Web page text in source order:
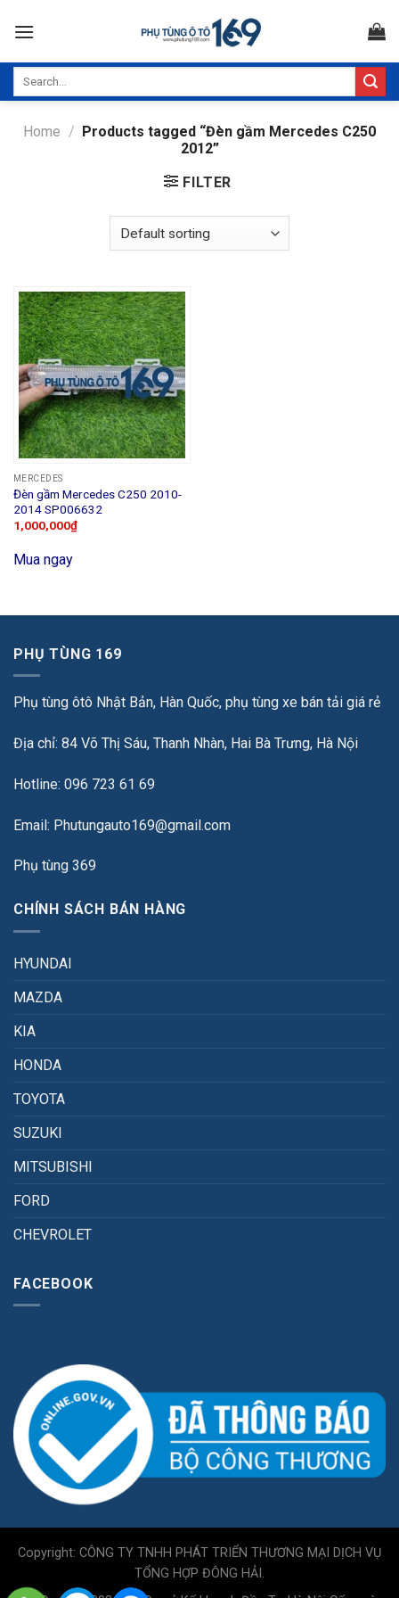
Home / Products tagged “Đèn gầm Mercedes C250
2012”
FILTER
MERCEDES
Đèn gầm Mercedes C250 2010-
2014 SP006632
1,000,000₫
Mua ngay
PHỤ TÙNG 169
Phụ tùng ôtô Nhật Bản, Hàn Quốc, phụ tùng xe bán tải giá rẻ
Địa chỉ: 84 Võ Thị Sáu, Thanh Nhàn, Hai Bà Trưng, Hà Nội
Hotline: 096 723 61 69
Email: Phutungauto169@gmail.com
Phụ tùng 369
CHÍNH SÁCH BÁN HÀNG
HYUNDAI
MAZDA
KIA
HONDA
TOYOTA
SUZUKI
MITSUBISHI
FORD
CHEVROLET
FACEBOOK
Copyright: CÔNG TY TNHH PHÁT TRIỂN THƯƠNG MẠI DỊCH VỤ
TỔNG HỢP ĐÔNG HẢI.